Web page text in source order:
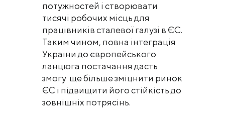
потужностей і створювати
тисячі робочих місць для
працівників сталевої галузі в ЄС.
Таким чином, повна інтеграція
України до європейського
ланцюга постачання дасть
змогу ще більше зміцнити ринок
ЄС і підвищити його стійкість до
зовнішніх потрясінь.